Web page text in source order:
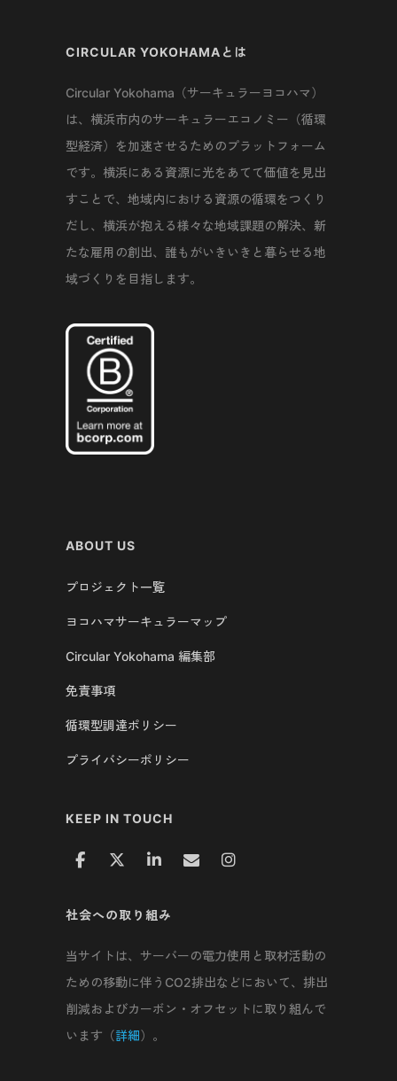
CIRCULAR YOKOHAMAとは
Circular Yokohama（サーキュラーヨコハマ）
は、横浜市内のサーキュラーエコノミー（循環
型経済）を加速させるためのプラットフォーム
です。横浜にある資源に光をあてて価値を見出
すことで、地域内における資源の循環をつくり
だし、横浜が抱える様々な地域課題の解決、新
たな雇用の創出、誰もがいきいきと暮らせる地
域づくりを目指します。
ABOUT US
プロジェクト一覧
ヨコハマサーキュラーマップ
Circular Yokohama 編集部
免責事項
循環型調達ポリシー
プライバシーポリシー
KEEP IN TOUCH
社会への取り組み
当サイトは、サーバーの電力使用と取材活動の
ための移動に伴うCO2排出などにおいて、排出
削減およびカーボン・オフセットに取り組んで
います（詳細）。